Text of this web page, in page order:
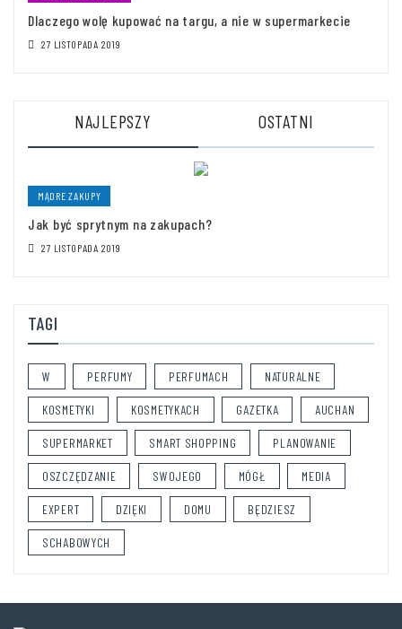
Dlaczego wolę kupować na targu, a nie w supermarkecie
27 LISTOPADA 2019
NAJLEPSZY OSTATNI
MĄDRE ZAKUPY
Jak być sprytnym na zakupach?
27 LISTOPADA 2019
TAGI
W PERFUMY PERFUMACH NATURALNE
KOSMETYKI KOSMETYKACH GAZETKA AUCHAN
SUPERMARKET SMART SHOPPING PLANOWANIE
OSZCZĘDZANIE SWOJEGO MÓGŁ MEDIA
EXPERT DZIĘKI DOMU BĘDZIESZ
SCHABOWYCH